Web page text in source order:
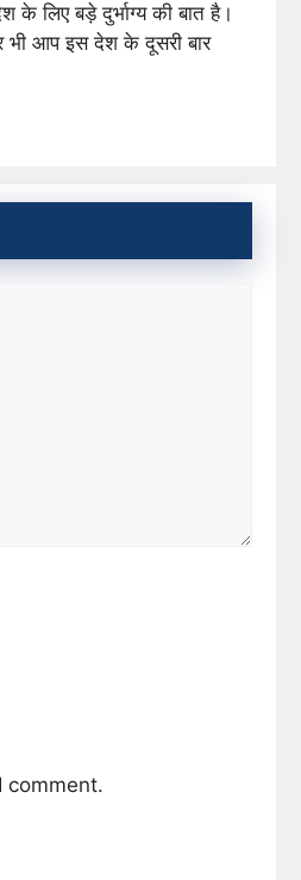
के लिए बड़े दुर्भाग्य की बात है।
भी आप इस देश के दूसरी बार
comment.